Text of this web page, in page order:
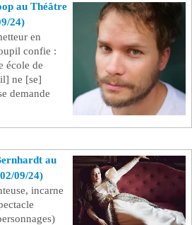
au Théâtre
24)
en
confie :
école de
ne [se]
demande
au
09/24)
incarne